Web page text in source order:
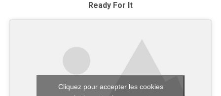
Ready For It
Cliquez pour accepter les cookies